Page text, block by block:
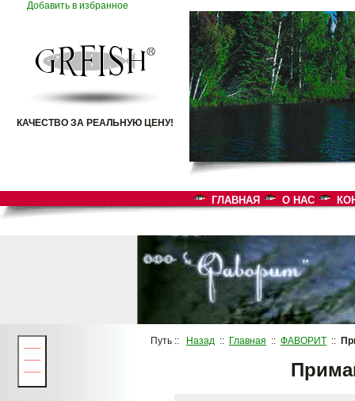
Добавить в избранное
КАЧЕСТВО ЗА РЕАЛЬНУЮ ЦЕНУ!
ГЛАВНАЯ О НАС
Путь :: Назад :: Главная :: ФАВОРИТ ::